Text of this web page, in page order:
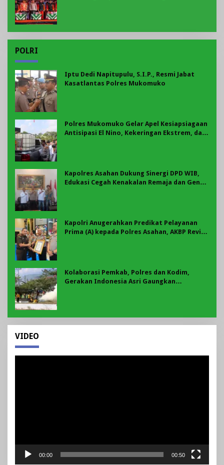
POLRI
Iptu Dedi Napitupulu, S.I.P., Resmi Jabat
Kasatlantas Polres Mukomuko
Polres Mukomuko Gelar Apel Kesiapsiagaan
Antisipasi El Nino, Kekeringan Ekstrem, dan
Kapolres Asahan Dukung Sinergi DPD WIB,
Edukasi Cegah Kenakalan Remaja dan Geng
Kapolri Anugerahkan Predikat Pelayanan
Prima (A) kepada Polres Asahan, AKBP Revi
Kolaborasi Pemkab, Polres dan Kodim,
Gerakan Indonesia Asri Gaungkan
VIDEO
00:00 00:50